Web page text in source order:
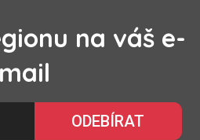
na váš e-
mail
ODEBÍRAT